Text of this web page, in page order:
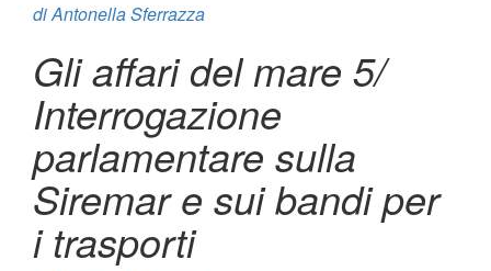
diAntonella Sferrazza
Gli affari del mare 5/
Interrogazione
parlamentare sulla
Siremar e sui bandi per
i trasporti